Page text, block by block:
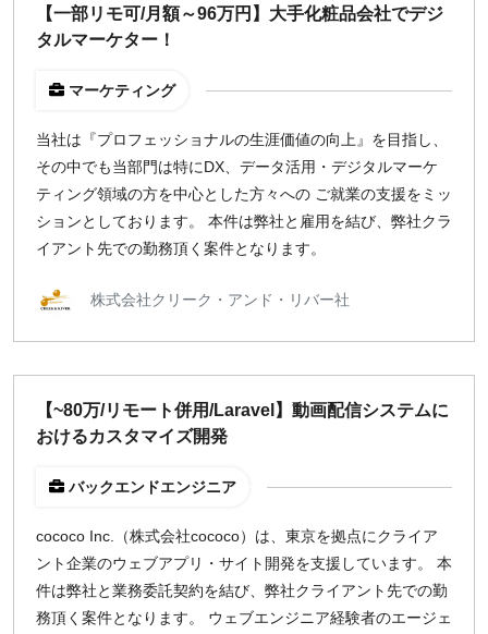
【一部リモ可/月額～96万円】大手化粧品会社でデジ
タルマーケター！
マーケティング
当社は『プロフェッショナルの生涯価値の向上』を目指し、
その中でも当部門は特にDX、データ活用・デジタルマーケ
ティング領域の方を中心とした方々への ご就業の支援をミッ
ションとしております。 本件は弊社と雇用を結び、弊社クラ
イアント先での勤務頂く案件となります。
株式会社クリーク・アンド・リバー社
【~80万/リモート併用/Laravel】動画配信システムに
おけるカスタマイズ開発
バックエンドエンジニア
cococo Inc.（株式会社cococo）は、東京を拠点にクライア
ント企業のウェブアプリ・サイト開発を支援しています。 本
件は弊社と業務委託契約を結び、弊社クライアント先での勤
務頂く案件となります。 ウェブエンジニア経験者のエージェ